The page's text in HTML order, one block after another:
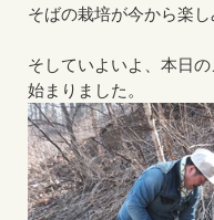
そばの栽培が今から楽し
そしていよいよ、本日
始まりました。